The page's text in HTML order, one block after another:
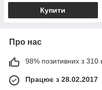
Купити
Про нас
98% позитивних з 310
Працює з 28.02.2017